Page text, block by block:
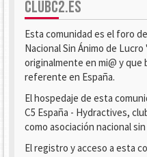
CLUBC2.ES
Esta comunidad es el foro
Nacional Sin Ánimo de
originalmente en mi@ y
referente en España.
El hospedaje de esta
C5 España - Hydractives,
como asociación nacional
El registro y acceso a esta